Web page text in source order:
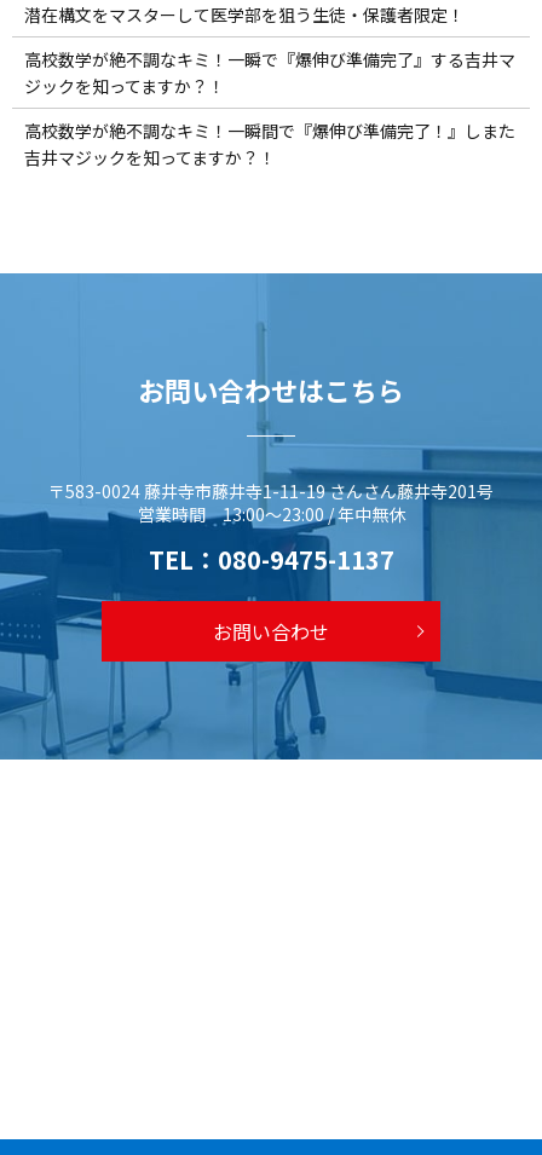
潜在構文をマスターして医学部を狙う生徒・保護者限定！
高校数学が絶不調なキミ！一瞬で『爆伸び準備完了』する吉井マ
ジックを知ってますか？！
高校数学が絶不調なキミ！一瞬間で『爆伸び準備完了！』しまた
吉井マジックを知ってますか？！
お問い合わせはこちら
〒583-0024 藤井寺市藤井寺1-11-19 さんさん藤井寺201号
営業時間 13:00～23:00 / 年中無休
TEL： 080-9475-1137
お問い合わせ